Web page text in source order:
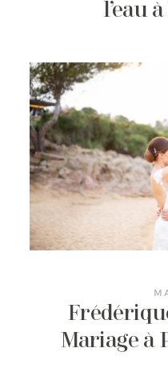
l’eau
Mariage à